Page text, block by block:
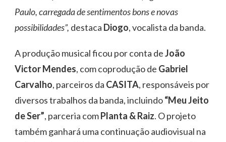
Paulo, carregada de sentimentos bons e novas
possibilidades”, destaca Diogo, vocalista da banda.
A produção musical ficou por conta deJoão
Victor Mendes, com coprodução de Gabriel
Carvalho, parceiros da CASITA, responsáveis por
diversos trabalhos da banda, incluindo“Meu Jeito
de Ser”, parceria comPlanta & Raiz. O projeto
também ganhará uma continuação audiovisual na